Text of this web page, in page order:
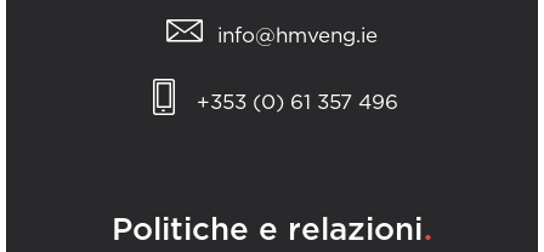
info@hmveng.ie
+353 (0) 61 357 496
Politiche e relazioni.